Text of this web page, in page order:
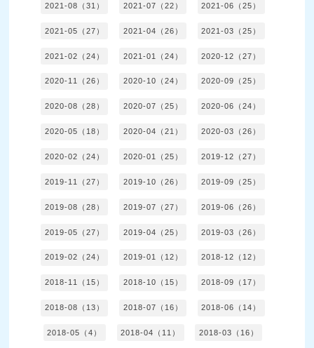
2021-08（31） 2021-07（22） 2021-06（25）
2021-05（27） 2021-04（26） 2021-03（25）
2021-02（24） 2021-01（24） 2020-12（27）
2020-11（26） 2020-10（24） 2020-09（25）
2020-08（28） 2020-07（25） 2020-06（24）
2020-05（18） 2020-04（21） 2020-03（26）
2020-02（24） 2020-01（25） 2019-12（27）
2019-11（27） 2019-10（26） 2019-09（25）
2019-08（28） 2019-07（27） 2019-06（26）
2019-05（27） 2019-04（25） 2019-03（26）
2019-02（24） 2019-01（12） 2018-12（12）
2018-11（15） 2018-10（15） 2018-09（17）
2018-08（13） 2018-07（16） 2018-06（14）
2018-05（4） 2018-04（11） 2018-03（16）